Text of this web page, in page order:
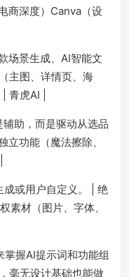
商深度）Canva（设
场景生成、AI智能文
主图、详情页、海
青虎AI |
辅助，而是驱动从选品
功能（魔法擦除、
成或用户自定义。 | 绝
素材（图片、字体、
掌握AI提示词和功能组
毫无设计基础也能做